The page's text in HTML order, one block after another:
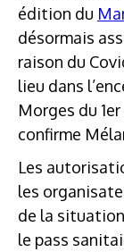
édition du
désormais
raison du
lieu dans
Morges du
confirme
Les
les
de la
le pass